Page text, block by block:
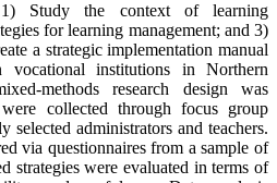
Study the context of learning
for learning management; and 3)
a strategic implementation manual
vocational institutions in Northern
methods research design was
collected through focus group
selected administrators and teachers.
via questionnaires from a sample of
strategies were evaluated in terms of